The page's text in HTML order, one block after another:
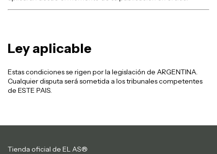
Ley aplicable
Estas condiciones se rigen por la legislación de ARGENTINA.
Cualquier disputa será sometida a los tribunales competentes
de ESTE PAIS.
Tienda oficial de EL AS®